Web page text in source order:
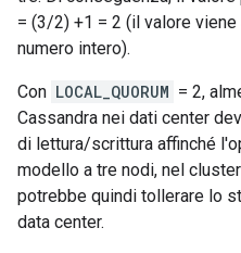
= (3/2) +1 = 2 (il valore
numero intero).
Con LOCAL_QUORUM = 2,
Cassandra nei dati center
di lettura/scrittura affinché
modello a tre nodi, nel
potrebbe quindi tollerare lo
data center.